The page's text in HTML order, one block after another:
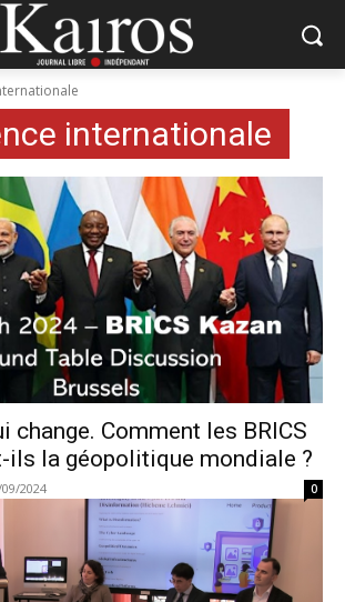
internationale
change. Comment les BRICS
ils la géopolitique mondiale ?
2024 0